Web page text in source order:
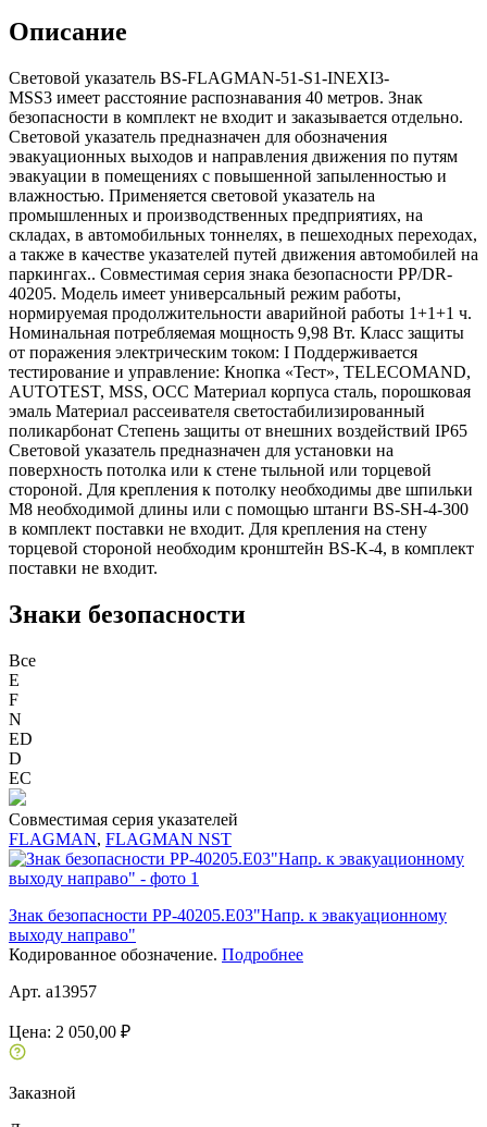
Описание
Световой указатель BS-FLAGMAN-51-S1-INEXI3-
MSS3 имеет расстояние распознавания 40 метров. Знак
безопасности в комплект не входит и заказывается отдельно.
Световой указатель предназначен для обозначения
эвакуационных выходов и направления движения по путям
эвакуации в помещениях с повышенной запыленностью и
влажностью. Применяется световой указатель на
промышленных и производственных предприятиях, на
складах, в автомобильных тоннелях, в пешеходных переходах,
а также в качестве указателей путей движения автомобилей на
паркингах.. Совместимая серия знака безопасности PP/DR-
40205. Модель имеет универсальный режим работы,
нормируемая продолжительности аварийной работы 1+1+1 ч.
Номинальная потребляемая мощность 9,98 Вт. Класс защиты
от поражения электрическим током: I Поддерживается
тестирование и управление: Кнопка «Тест», TELECOMAND,
AUTOTEST, MSS, OCC Материал корпуса сталь, порошковая
эмаль Материал рассеивателя светостабилизированный
поликарбонат Степень защиты от внешних воздействий IP65
Световой указатель предназначен для установки на
поверхность потолка или к стене тыльной или торцевой
стороной. Для крепления к потолку необходимы две шпильки
М8 необходимой длины или с помощью штанги BS-SH-4-300
в комплект поставки не входит. Для крепления на стену
торцевой стороной необходим кронштейн BS-K-4, в комплект
поставки не входит.
Знаки безопасности
Все
E
F
N
ED
D
ЕС
Совместимая серия указателей
FLAGMAN, FLAGMAN NST
Знак безопасности PP-40205.E03"Напр. к эвакуационному
выходу направо"
Кодированное обозначение. Подробнее
Арт. a13957
Цена: 2 050,00 ₽
Заказной